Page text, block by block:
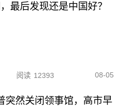
最后发现还是中国好？
阅读 12393 08-05
突然关闭领事馆，高市早